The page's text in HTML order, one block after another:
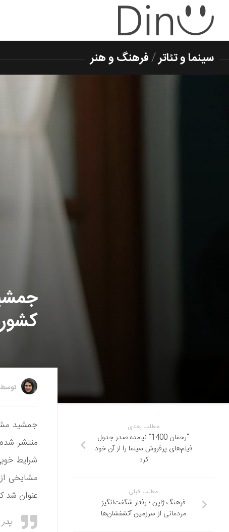
سینما و تئاتر/فرهنگ و هنر
توسط
منتشر
شرایط
مشایخی
عنوان شد
مطلب بعدی
“رحمان 1400” نیامده صدر جدول
فیلم‌های پرفروش سینما را از آن خود
کرد
مطلب قبلی
فرهنگ ژاپن ؛ رفتار شگفت‌انگیز
مردمانی از سرزمین آتشفشان‌ها